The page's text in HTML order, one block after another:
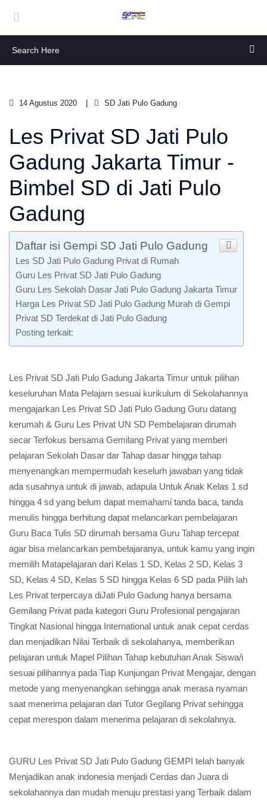
14 Agustus 2020 SD Jati Pulo Gadung
Les Privat SD Jati Pulo
Gadung Jakarta Timur -
Bimbel SD di Jati Pulo
Gadung
Daftar isi Gempi SD Jati Pulo Gadung
Les SD Jati Pulo Gadung Privat di Rumah
Guru Les Privat SD Jati Pulo Gadung
Guru Les Sekolah Dasar Jati Pulo Gadung Jakarta Timur
Harga Les Privat SD Jati Pulo Gadung Murah di Gempi
Privat SD Terdekat di Jati Pulo Gadung
Posting terkait:
Les Privat SD Jati Pulo Gadung Jakarta Timur untuk pilihan
keseluruhan Mata Pelajarn sesuai kurikulum di Sekolahannya
mengajarkan Les Privat SD Jati Pulo Gadung Guru datang
kerumah & Guru Les Privat UN SD Pembelajaran dirumah
secar Terfokus bersama Gemilang Privat yang memberi
pelajaran Sekolah Dasar dar Tahap dasar hingga tahap
menyenangkan mempermudah keselurh jawaban yang tidak
ada susahnya untuk di jawab, adapula Untuk Anak Kelas 1 sd
hingga 4 sd yang belum dapat memahami tanda baca, tanda
menulis hingga berhitung dapat melancarkan pembelajaran
Guru Baca Tulis SD dirumah bersama Guru Tahap tercepat
agar bisa melancarkan pembelajaranya, untuk kamu yang ingin
memilih Matapelajaran dari Kelas 1 SD, Kelas 2 SD, Kelas 3
SD, Kelas 4 SD, Kelas 5 SD hingga Kelas 6 SD pada Pilih lah
Les Privat terpercaya diJati Pulo Gadung hanya bersama
Gemilang Privat pada kategori Guru Profesional pengajaran
Tingkat Nasional hingga International untuk anak cepat cerdas
dan menjadikan Nilai Terbaik di sekolahanya, memberikan
pelajaran untuk Mapel Pilihan Tahap kebutuhan Anak Siswa/i
sesuai pilihannya pada Tiap Kunjungan Privat Mengajar, dengan
metode yang menyenangkan sehingga anak merasa nyaman
saat menerima pelajaran dari Tutor Gegilang Privat sehingga
cepat merespon dalam menerima pelajaran di sekolahnya.
GURU Les Privat SD Jati Pulo Gadung GEMPI telah banyak
Menjadikan anak indonesia menjadi Cerdas dan Juara di
sekolahannya dan mudah menuju prestasi yang Terbaik dalam